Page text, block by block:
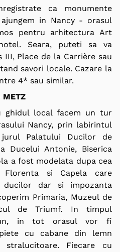
ca monumente
in Nancy - orasul
pentru arhitectura Art
Seara, puteti sa va
Place de la Carrière sau
savori locale. Cazare la
4* sau similar.
ghidul local facem un tur
Nancy, prin labirintul
Palatului Ducilor de
Ducelui Antonie, Biserica
a fost modelata dupa cea
si Capela care
ducilor dar si impozanta
Primaria, Muzeul de
de Triumf. In timpul
in tot orasul vor fi
cu cabane din lemn
Fiecare cu